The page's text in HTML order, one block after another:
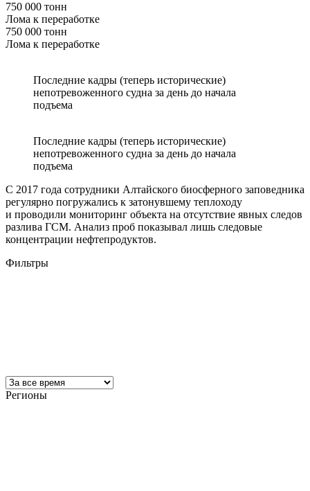
750 000 тонн
Лома к переработке
750 000 тонн
Лома к переработке
Последние кадры (теперь исторические)
непотревоженного судна за день до начала
подъема
Последние кадры (теперь исторические)
непотревоженного судна за день до начала
подъема
С 2017 года сотрудники Алтайского биосферного заповедника
регулярно погружались к затонувшему теплоходу
и проводили мониторинг объекта на отсутствие явных следов
разлива ГСМ. Анализ проб показывал лишь следовые
концентрации нефтепродуктов.
Фильтры
Регионы